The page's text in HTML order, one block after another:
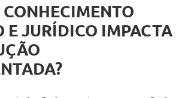
E JURÍDICO IMPACTA